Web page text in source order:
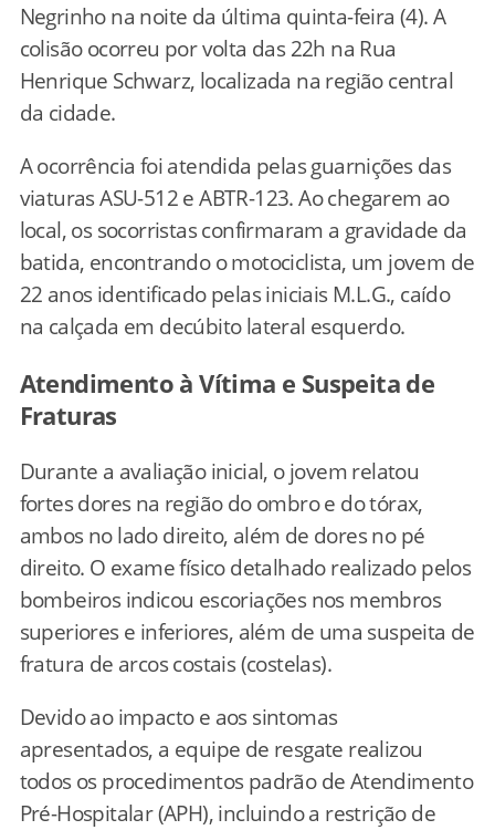
Negrinho na noite da última quinta-feira (4). A
colisão ocorreu por volta das 22h na Rua
Henrique Schwarz, localizada na região central
da cidade.
A ocorrência foi atendida pelas guarnições das
viaturas ASU-512 e ABTR-123. Ao chegarem ao
local, os socorristas confirmaram a gravidade da
batida, encontrando o motociclista, um jovem de
22 anos identificado pelas iniciais M.L.G., caído
na calçada em decúbito lateral esquerdo.
Atendimento à Vítima e Suspeita de
Fraturas
Durante a avaliação inicial, o jovem relatou
fortes dores na região do ombro e do tórax,
ambos no lado direito, além de dores no pé
direito. O exame físico detalhado realizado pelos
bombeiros indicou escoriações nos membros
superiores e inferiores, além de uma suspeita de
fratura de arcos costais (costelas).
Devido ao impacto e aos sintomas
apresentados, a equipe de resgate realizou
todos os procedimentos padrão de Atendimento
Pré-Hospitalar (APH), incluindo a restrição de